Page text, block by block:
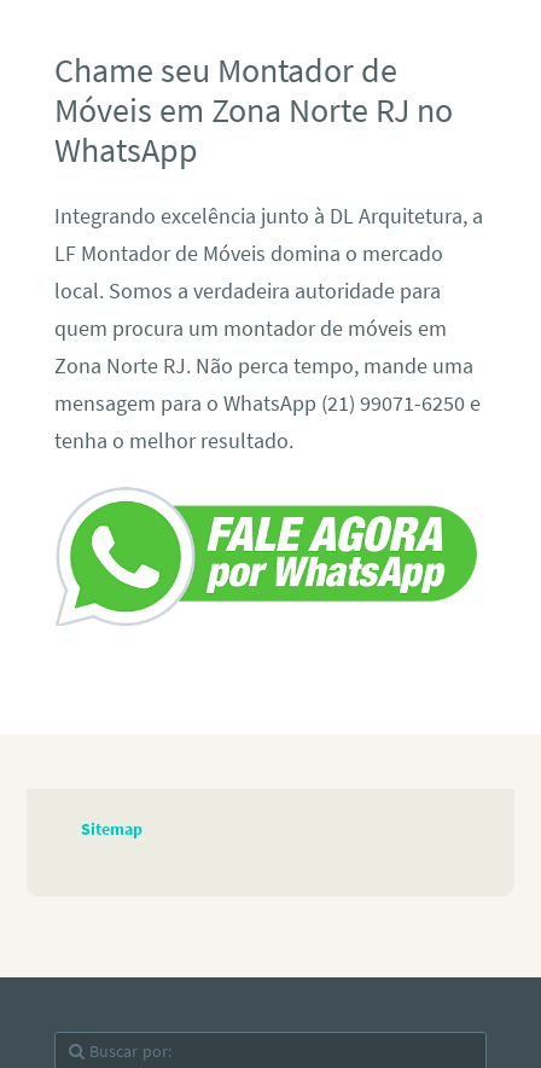
Chame seu Montador de
Móveis em Zona Norte RJ no
WhatsApp
Integrando excelência junto à DL Arquitetura, a
LF Montador de Móveis domina o mercado
local. Somos a verdadeira autoridade para
quem procura um montador de móveis em
Zona Norte RJ. Não perca tempo, mande uma
mensagem para o WhatsApp (21) 99071-6250 e
tenha o melhor resultado.
Sitemap